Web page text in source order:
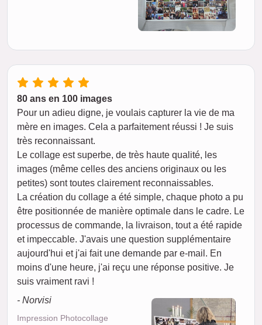
80 ans en 100 images
Pour un adieu digne, je voulais capturer la vie de ma
mère en images. Cela a parfaitement réussi ! Je suis
très reconnaissant.
Le collage est superbe, de très haute qualité, les
images (même celles des anciens originaux ou les
petites) sont toutes clairement reconnaissables.
La création du collage a été simple, chaque photo a pu
être positionnée de manière optimale dans le cadre. Le
processus de commande, la livraison, tout a été rapide
et impeccable. J'avais une question supplémentaire
aujourd'hui et j'ai fait une demande par e-mail. En
moins d'une heure, j'ai reçu une réponse positive. Je
suis vraiment ravi !
- Norvisi
Impression Photocollage